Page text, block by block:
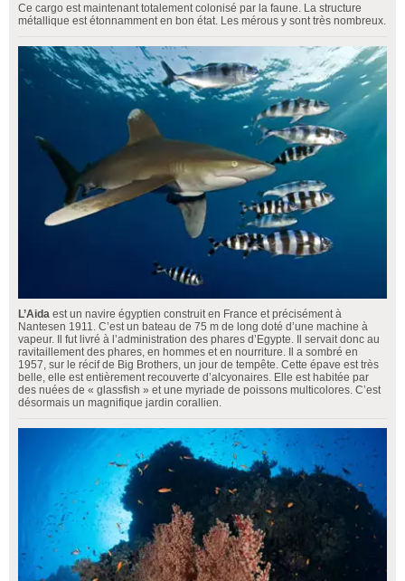
Ce cargo est maintenant totalement colonisé par la faune. La structure
métallique est étonnamment en bon état. Les mérous y sont très nombreux.
L’Aida est un navire égyptien construit en France et précisément à
Nantesen 1911. C’est un bateau de 75 m de long doté d’une machine à
vapeur. Il fut livré à l’administration des phares d’Egypte. Il servait donc au
ravitaillement des phares, en hommes et en nourriture. Il a sombré en
1957, sur le récif de Big Brothers, un jour de tempête. Cette épave est très
belle, elle est entièrement recouverte d’alcyonaires. Elle est habitée par
des nuées de « glassfish » et une myriade de poissons multicolores. C’est
désormais un magnifique jardin corallien.